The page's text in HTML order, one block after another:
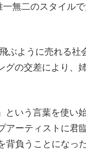
無二のスタイル
ぶように売れる社
グの交差により、
いう言葉を使い
アーティストに君
背負うことになっ